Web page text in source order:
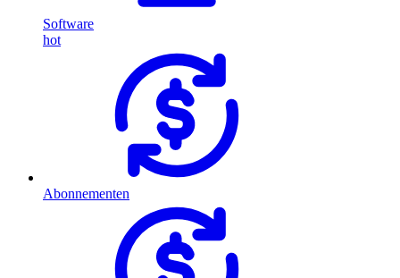
Software
hot
Abonnementen